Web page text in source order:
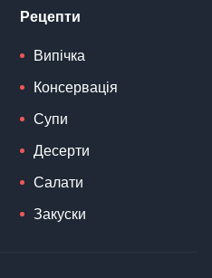
Рецепти
Випічка
Консервація
Супи
Десерти
Салати
Закуски